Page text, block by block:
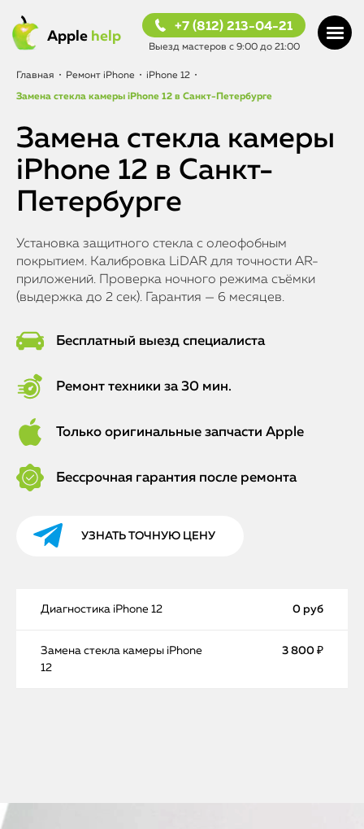
Apple help
+7 (812) 213-04-21
Выезд мастеров с 9:00 до 21:00
Главная • Ремонт iPhone • iPhone 12 •
Замена стекла камеры iPhone 12 в Санкт-Петербурге
Замена стекла камеры
iPhone 12 в Санкт-
Петербурге
Установка защитного стекла с олеофобным
покрытием. Калибровка LiDAR для точности AR-
приложений. Проверка ночного режима съёмки
(выдержка до 2 сек). Гарантия — 6 месяцев.
Бесплатный выезд специалиста
Ремонт техники за 30 мин.
Только оригинальные запчасти Apple
Бессрочная гарантия после ремонта
УЗНАТЬ ТОЧНУЮ ЦЕНУ
Диагностика iPhone 12 0 руб
Замена стекла камеры iPhone
12
3 800 ₽